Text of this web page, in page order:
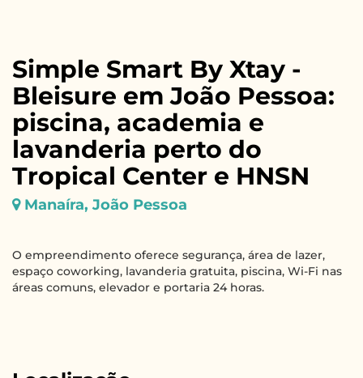
Simple Smart By Xtay -
Bleisure em João Pessoa:
piscina, academia e
lavanderia perto do
Tropical Center e HNSN
Manaíra, João Pessoa
O empreendimento oferece segurança, área de lazer,
espaço coworking, lavanderia gratuita, piscina, Wi-Fi nas
áreas comuns, elevador e portaria 24 horas.